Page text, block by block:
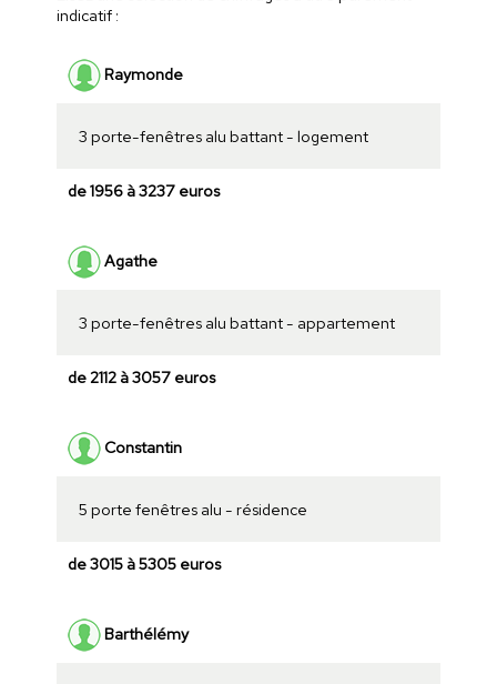
indicatif :
Raymonde
3 porte-fenêtres alu battant - logement
de 1956 à 3237 euros
Agathe
3 porte-fenêtres alu battant - appartement
de 2112 à 3057 euros
Constantin
5 porte fenêtres alu - résidence
de 3015 à 5305 euros
Barthélémy